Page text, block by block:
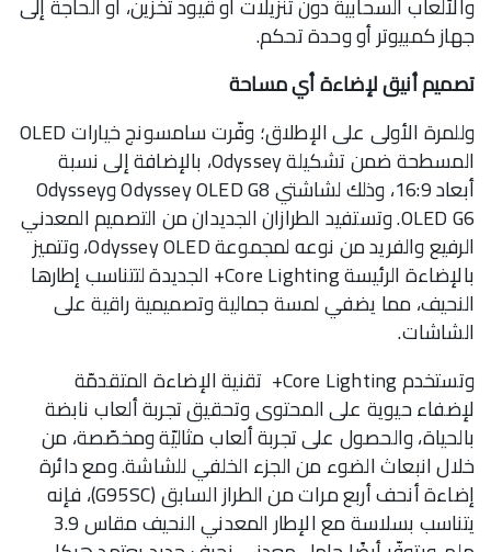
والألعاب السحابية دون تنزيلات أو قيود تخزين، أو الحاجة إلى
جهاز كمبيوتر أو وحدة تحكم.
تصميم أنيق لإضاءة أي مساحة
وللمرة الأولى على الإطلاق؛ وفّرت سامسونج خيارات OLED
المسطحة ضمن تشكيلة Odyssey، بالإضافة إلى نسبة
أبعاد 16:9، وذلك لشاشتي Odyssey OLED G8 وOdyssey
OLED G6. وتستفيد الطرازان الجديدان من التصميم المعدني
الرفيع والفريد من نوعه لمجموعة Odyssey OLED، وتتميز
بالإضاءة الرئيسة Core Lighting+ الجديدة لتتناسب إطارها
النحيف، مما يضفي لمسة جمالية وتصميمية راقية على
الشاشات.
وتستخدم Core Lighting+ تقنية الإضاءة المتقدمّة
لإضفاء حيوية على المحتوى وتحقيق تجربة ألعاب نابضة
بالحياة، والحصول على تجربة ألعاب مثاليّة ومخصّصة، من
خلال انبعاث الضوء من الجزء الخلفي للشاشة. ومع دائرة
إضاءة أنحف أربع مرات من الطراز السابق (G95SC)، فإنه
يتناسب بسلاسة مع الإطار المعدني النحيف مقاس 3.9